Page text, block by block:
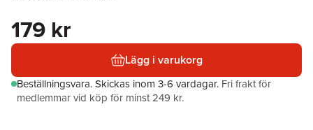
179 kr
Lägg i varukorg
Beställningsvara.Skickas inom 3-6 vardagar. Fri frakt för
medlemmar vid köp för minst 249 kr.